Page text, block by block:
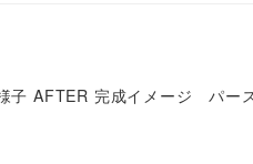
子 AFTER 完成イメージ パー